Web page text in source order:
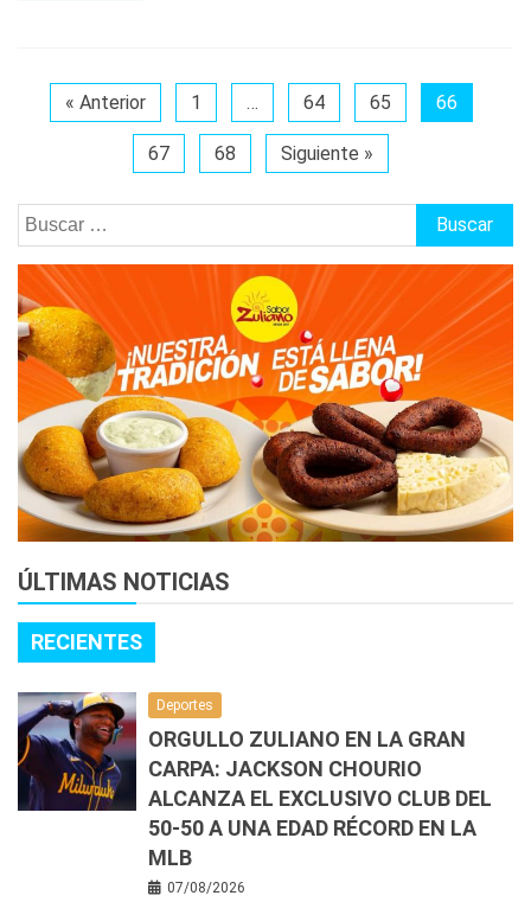
« Anterior 1 … 64 65 66
67 68 Siguiente »
Buscar:
ÚLTIMAS NOTICIAS
RECIENTES
Deportes
ORGULLO ZULIANO EN LA GRAN
CARPA: JACKSON CHOURIO
ALCANZA EL EXCLUSIVO CLUB DEL
50-50 A UNA EDAD RÉCORD EN LA
MLB
07/08/2026